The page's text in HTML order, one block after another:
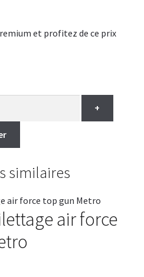
et profitez de ce prix
+
similaires
air force